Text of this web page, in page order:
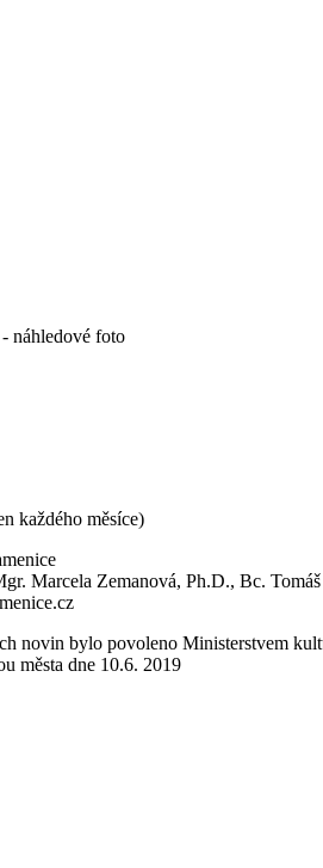
každého měsíce)
Marcela Zemanová, Ph.D., Bc.
novin bylo povoleno Ministerstvem
města dne 10.6. 2019